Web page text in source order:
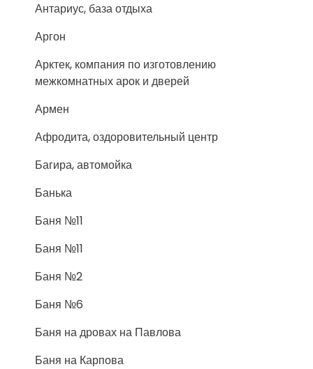
Антариус, база отдыха
Аргон
Арктек, компания по изготовлению
межкомнатных арок и дверей
Армен
Афродита, оздоровительный центр
Багира, автомойка
Банька
Баня №11
Баня №11
Баня №2
Баня №6
Баня на дровах на Павлова
Баня на Карпова